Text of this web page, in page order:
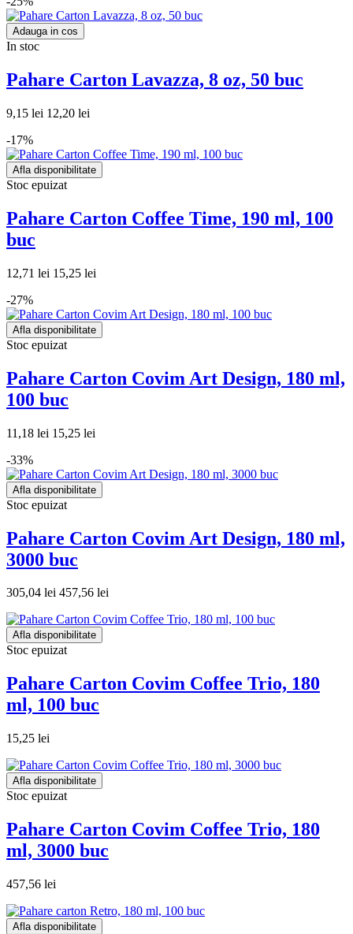
Adauga in cos
In stoc
Pahare Carton Lavazza, 8 oz, 50 buc
9,15 lei 12,20 lei
-17%
Afla disponibilitate
Stoc epuizat
Pahare Carton Coffee Time, 190 ml, 100
buc
12,71 lei 15,25 lei
-27%
Afla disponibilitate
Stoc epuizat
Pahare Carton Covim Art Design, 180 ml,
100 buc
11,18 lei 15,25 lei
-33%
Afla disponibilitate
Stoc epuizat
Pahare Carton Covim Art Design, 180 ml,
3000 buc
305,04 lei 457,56 lei
Afla disponibilitate
Stoc epuizat
Pahare Carton Covim Coffee Trio, 180
ml, 100 buc
15,25 lei
Afla disponibilitate
Stoc epuizat
Pahare Carton Covim Coffee Trio, 180
ml, 3000 buc
457,56 lei
Afla disponibilitate